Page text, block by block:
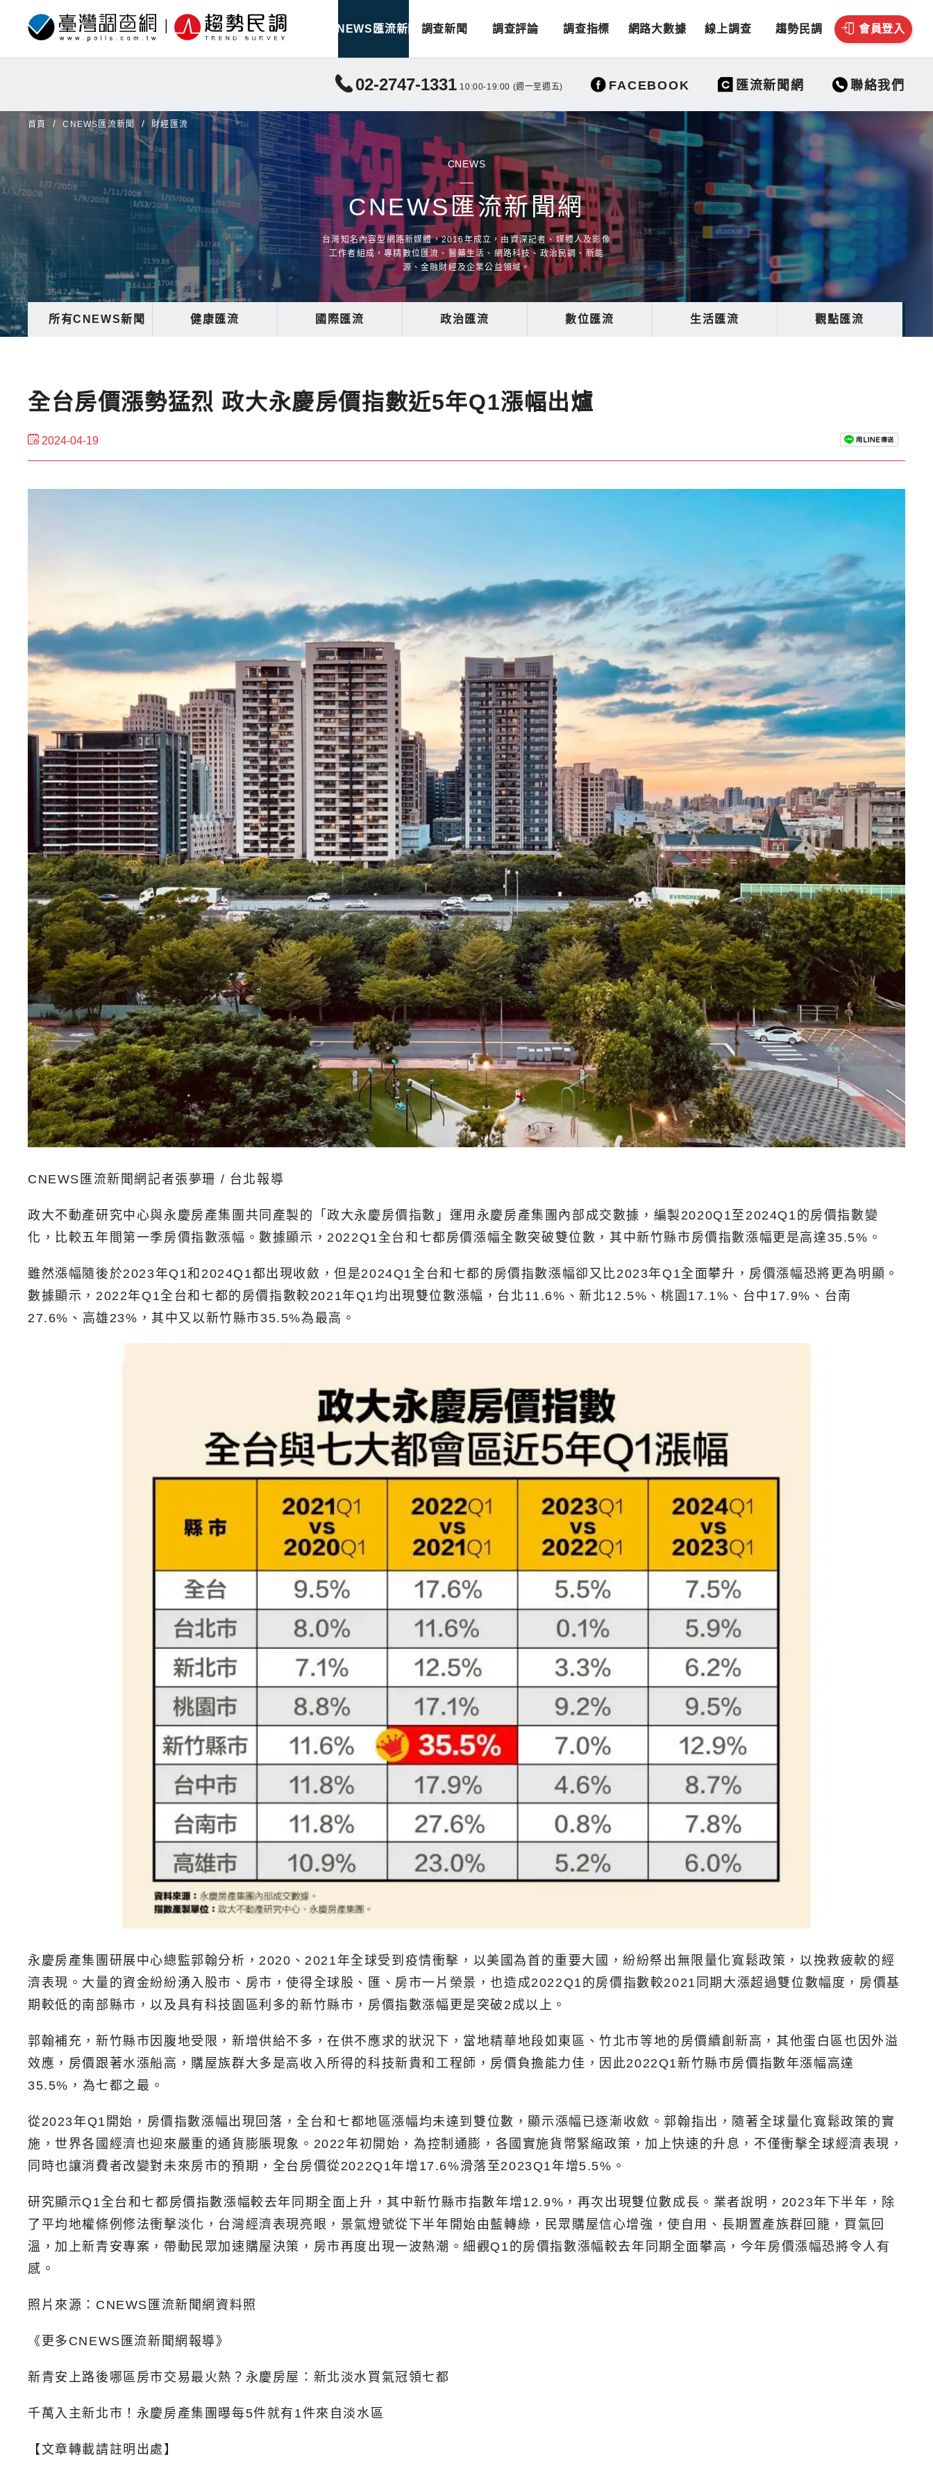
CNEWS匯流新聞 調查新聞 調查評論 調查指標 網路大數據 線上調查 趨勢民調 會員登入
02-2747-1331 10:00-19:00 (週一至週五) FACEBOOK 匯流新聞網 聯絡我們
首頁 CNEWS匯流新聞 財經匯流
CNEWS
CNEWS匯流新聞網
台灣知名內容型網路新媒體，2016年成立，由資深記者、媒體人及影像
工作者組成，專精數位匯流、醫藥生活、網路科技、政治民調、新能
源、金融財經及企業公益領域。
所有CNEWS新聞 健康匯流 國際匯流 政治匯流 數位匯流 生活匯流 觀點匯流
全台房價漲勢猛烈 政大永慶房價指數近5年Q1漲幅出爐
2024-04-19
CNEWS匯流新聞網記者張夢珊 / 台北報導
政大不動產研究中心與永慶房產集團共同產製的「政大永慶房價指數」運用永慶房產集團內部成交數據，編製2020Q1至2024Q1的房價指數變
化，比較五年間第一季房價指數漲幅。數據顯示，2022Q1全台和七都房價漲幅全數突破雙位數，其中新竹縣市房價指數漲幅更是高達35.5%。
雖然漲幅隨後於2023年Q1和2024Q1都出現收斂，但是2024Q1全台和七都的房價指數漲幅卻又比2023年Q1全面攀升，房價漲幅恐將更為明顯。
數據顯示，2022年Q1全台和七都的房價指數較2021年Q1均出現雙位數漲幅，台北11.6%、新北12.5%、桃園17.1%、台中17.9%、台南
27.6%、高雄23%，其中又以新竹縣市35.5%為最高。
永慶房產集團研展中心總監郭翰分析，2020、2021年全球受到疫情衝擊，以美國為首的重要大國，紛紛祭出無限量化寬鬆政策，以挽救疲軟的經
濟表現。大量的資金紛紛湧入股市、房市，使得全球股、匯、房市一片榮景，也造成2022Q1的房價指數較2021同期大漲超過雙位數幅度，房價基
期較低的南部縣市，以及具有科技園區利多的新竹縣市，房價指數漲幅更是突破2成以上。
郭翰補充，新竹縣市因腹地受限，新增供給不多，在供不應求的狀況下，當地精華地段如東區、竹北市等地的房價續創新高，其他蛋白區也因外溢
效應，房價跟著水漲船高，購屋族群大多是高收入所得的科技新貴和工程師，房價負擔能力佳，因此2022Q1新竹縣市房價指數年漲幅高達
35.5%，為七都之最。
從2023年Q1開始，房價指數漲幅出現回落，全台和七都地區漲幅均未達到雙位數，顯示漲幅已逐漸收斂。郭翰指出，隨著全球量化寬鬆政策的實
施，世界各國經濟也迎來嚴重的通貨膨脹現象。2022年初開始，為控制通膨，各國實施貨幣緊縮政策，加上快速的升息，不僅衝擊全球經濟表現，
同時也讓消費者改變對未來房市的預期，全台房價從2022Q1年增17.6%滑落至2023Q1年增5.5%。
研究顯示Q1全台和七都房價指數漲幅較去年同期全面上升，其中新竹縣市指數年增12.9%，再次出現雙位數成長。業者說明，2023年下半年，除
了平均地權條例修法衝擊淡化，台灣經濟表現亮眼，景氣燈號從下半年開始由藍轉綠，民眾購屋信心增強，使自用、長期置產族群回籠，買氣回
溫，加上新青安專案，帶動民眾加速購屋決策，房市再度出現一波熱潮。細觀Q1的房價指數漲幅較去年同期全面攀高，今年房價漲幅恐將令人有
感。
照片來源：CNEWS匯流新聞網資料照
《更多CNEWS匯流新聞網報導》
新青安上路後哪區房市交易最火熱？永慶房屋：新北淡水買氣冠領七都
千萬入主新北市！永慶房產集團曝每5件就有1件來自淡水區
【文章轉載請註明出處】